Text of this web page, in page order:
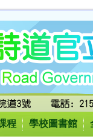
程 學校圖書館